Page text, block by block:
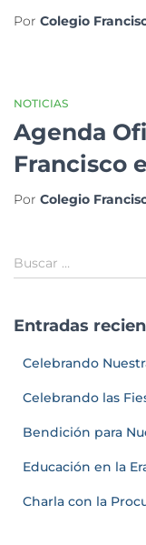
Por Colegio
NOTICIAS
Agenda
Francisco
Por Colegio
Buscar …
Entradas
Celebrando
Celebrando las
Bendición para
Educación en la
Charla con la